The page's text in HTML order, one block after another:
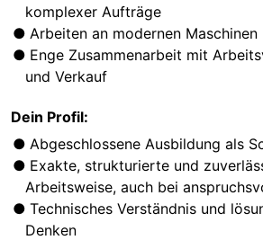
komplexer Aufträge
Arbeiten an modernen Maschinen
Enge Zusammenarbeit mit
und Verkauf
Dein Profil:
Abgeschlossene Ausbildung als
Exakte, strukturierte und
Arbeitsweise, auch bei
Technisches Verständnis und
Denken